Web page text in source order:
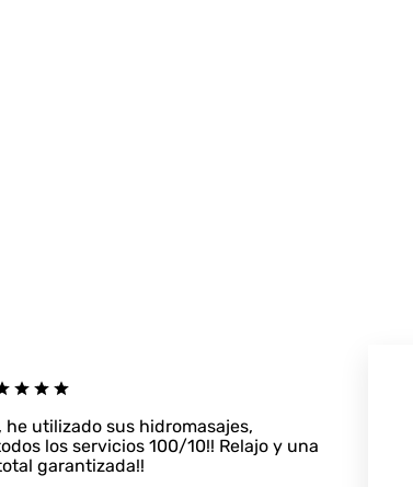
utilizado sus hidromasajes,
los servicios 100/10!! Relajo y una
garantizada!!